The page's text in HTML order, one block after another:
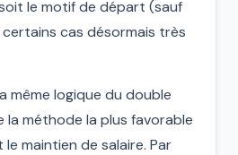
le motif de départ (sauf
cas désormais très
même logique du double
la méthode la plus favorable
le maintien de salaire. Par